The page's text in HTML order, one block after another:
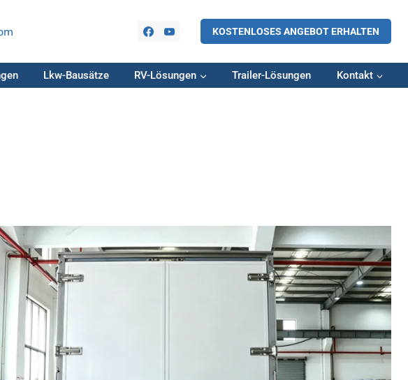
KOSTENLOSES ANGEBOT ERHALTEN
Lkw-Bausätze RV-Lösungen Trailer-Lösungen Kontakt